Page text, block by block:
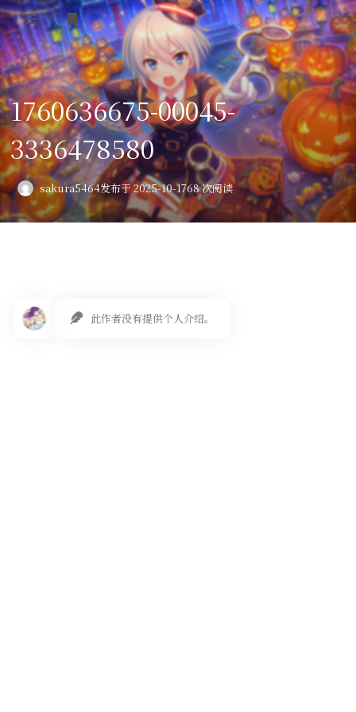
首页
VPS评测
AI绘画
教程
图库
登录
1760636675-00045-
3336478580
sakura5464发布于 2025-10-1768 次阅读
此作者没有提供个人介绍。